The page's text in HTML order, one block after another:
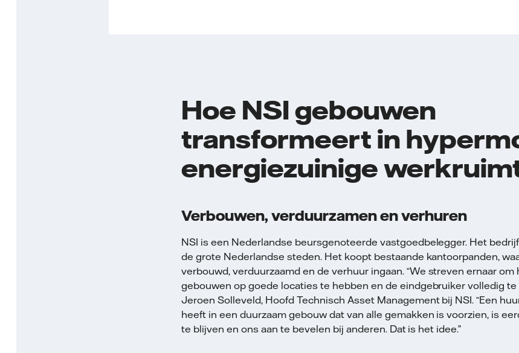
Hoe NSI gebouwen
transformeert in
energiezuinige
Verbouwen, verduurzamen en verhuren
NSI is een Nederlandse beursgenoteerde vastgoedbelegger. Het
de grote Nederlandse steden. Het koopt bestaande kantoorpanden,
verbouwd, verduurzaamd en de verhuur ingaan. “We streven ernaar
gebouwen op goede locaties te hebben en de eindgebruiker volledig te
Jeroen Solleveld, Hoofd Technisch Asset Management bij NSI. “Een
heeft in een duurzaam gebouw dat van alle gemakken is voorzien, is
te blijven en ons aan te bevelen bij anderen. Dat is het idee.”